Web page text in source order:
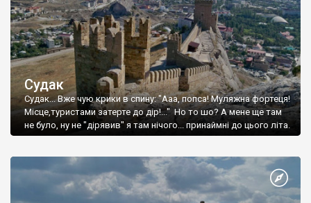
Судак
Судак... Вже чую крики в спину: "Ааа, попса! Муляжна фортеця!
Місце,туристами затерте до дір!..." Но то шо? А мене ще там
не було, ну не "дірявив" я там нічого... принаймні до цього літа.